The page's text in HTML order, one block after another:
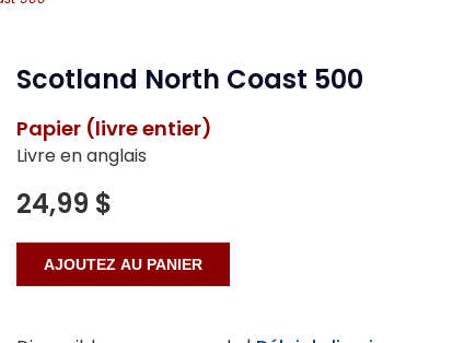
Scotland North Coast 500
Papier (livre entier)
Livre en anglais
24,99 $